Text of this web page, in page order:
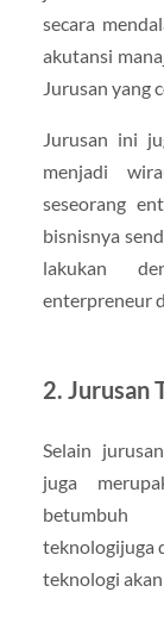
secara
akutansi
Jurusan yang
Jurusan ini
menjadi
seseorang
bisnisnya
lakukan
enterpreneur
2. Jurusan
Selain
juga
betumbuh
teknologijuga
teknologi